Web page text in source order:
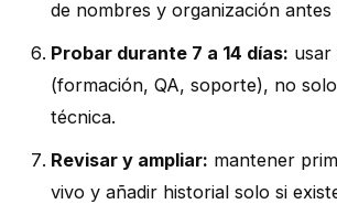
de nombres y organización antes
Probar durante 7 a 14 días: usar
(formación, QA, soporte), no
técnica.
Revisar y ampliar: mantener
vivo y añadir historial solo si